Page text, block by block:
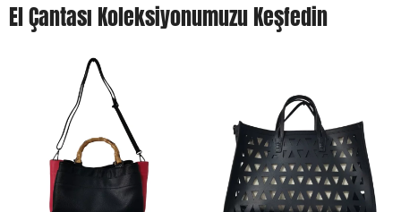
El Çantası Koleksiyonumuzu Keşfedin